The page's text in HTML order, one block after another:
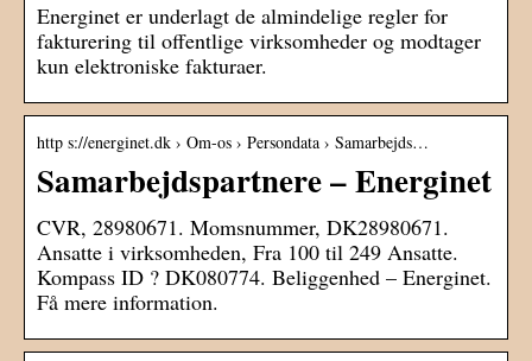
Energinet er underlagt de almindelige regler for
fakturering til offentlige virksomheder og modtager
kun elektroniske fakturaer.
http s://energinet.dk › Om-os › Persondata › Samarbejds…
Samarbejdspartnere – Energinet
CVR, 28980671. Momsnummer, DK28980671.
Ansatte i virksomheden, Fra 100 til 249 Ansatte.
Kompass ID ? DK080774. Beliggenhed – Energinet.
Få mere information.